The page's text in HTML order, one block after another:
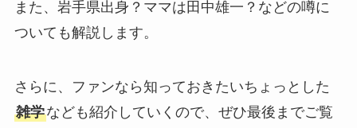
また、岩手県出身？ママは田中雄一？などの噂に
ついても解説します。
さらに、ファンなら知っておきたいちょっとした
雑学なども紹介していくので、ぜひ最後までご覧